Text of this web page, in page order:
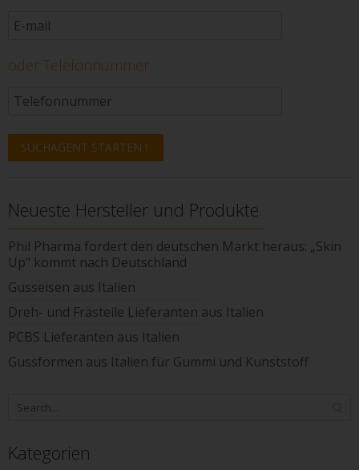
oder Telefonnummer
Neueste Hersteller und Produkte
Phil Pharma fordert den deutschen Markt heraus: „Skin
Up“ kommt nach Deutschland
Gusseisen aus Italien
Dreh- und Frästeile Lieferanten aus Italien
PCBS Lieferanten aus Italien
Gussformen aus Italien für Gummi und Kunststoff
Kategorien